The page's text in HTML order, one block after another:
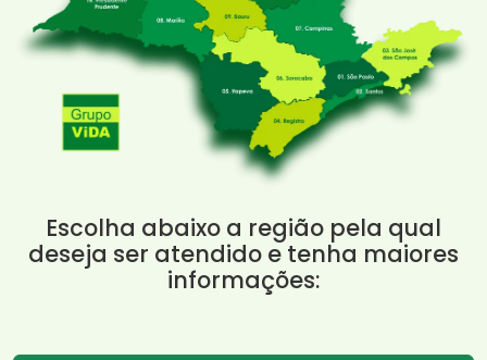
Escolha abaixo a região pela qual
deseja ser atendido e tenha maiores
informações: